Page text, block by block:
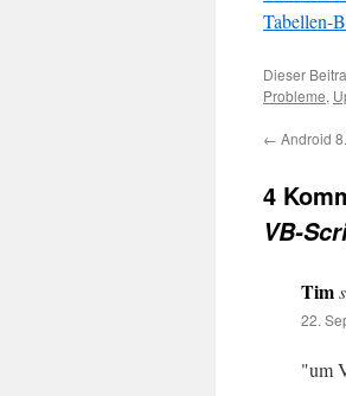
Tabellen-
Dieser
Probleme,
← Android
4
VB-
Tim
22.
"um